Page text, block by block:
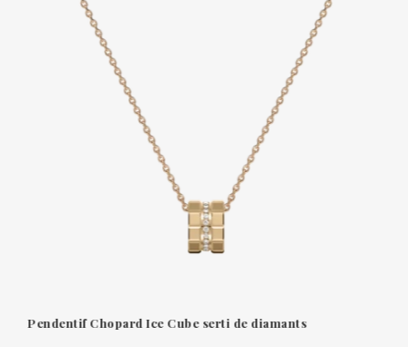
Pendentif Chopard Ice Cube serti de diamants